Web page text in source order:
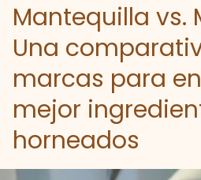
Mantequilla vs.
Una
marcas para
mejor
horneados